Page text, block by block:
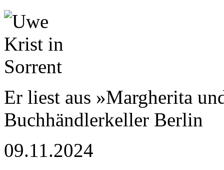
Er liest aus »Margherita
Buchhändlerkeller Berlin
09.11.2024